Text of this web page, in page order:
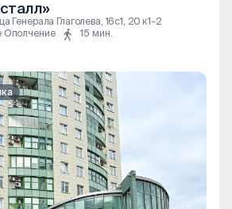
Генерала Глаголева, 16с1, 20 к1-2
Ополчение 15 мин.